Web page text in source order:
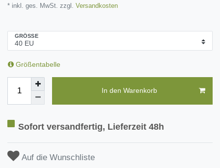
* inkl. ges. MwSt. zzgl. Versandkosten
GRÖSSE
Größentabelle
In den Warenkorb
Sofort versandfertig, Lieferzeit 48h
Auf die Wunschliste